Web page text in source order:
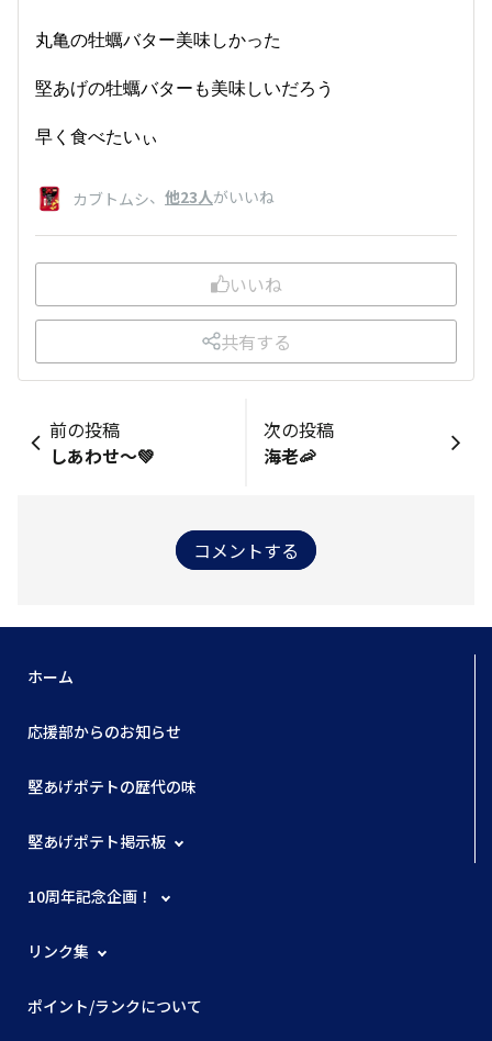
丸亀の牡蠣バター美味しかった
堅あげの牡蠣バターも美味しいだろう
早く食べたいぃ
カブトムシ、 他23人がいいね
いいね
共有する
前の投稿
しあわせ〜💚
次の投稿
海老🦐
コメントする
ホーム
応援部からのお知らせ
堅あげポテトの歴代の味
堅あげポテト掲示板
10周年記念企画！
リンク集
ポイント/ランクについて